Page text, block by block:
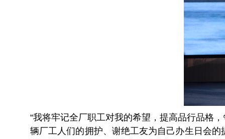
“我将牢记全厂职工对我的希望，提高品行品格
辆厂工人们的拥护、谢绝工友为自己办生日会的